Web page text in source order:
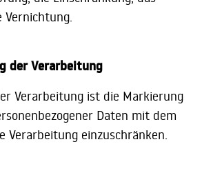
Vernichtung.
der Verarbeitung
Verarbeitung ist die Markierung
Daten mit dem
Verarbeitung einzuschränken.